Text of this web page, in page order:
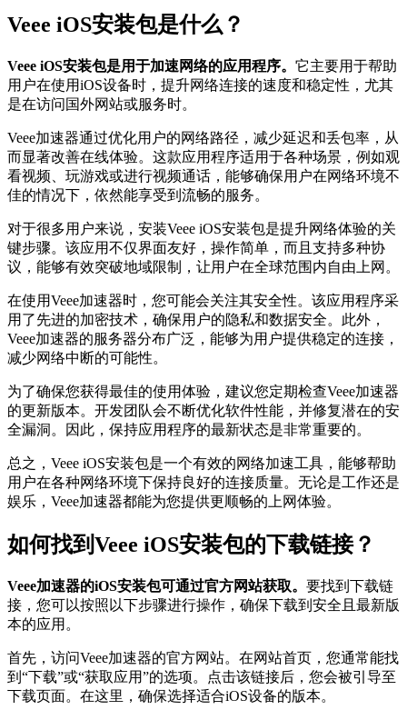
Veee iOS安装包是什么？
Veee iOS安装包是用于加速网络的应用程序。 它主要用于帮助
用户在使用iOS设备时，提升网络连接的速度和稳定性，尤其
是在访问国外网站或服务时。
Veee加速器通过优化用户的网络路径，减少延迟和丢包率，从
而显著改善在线体验。这款应用程序适用于各种场景，例如观
看视频、玩游戏或进行视频通话，能够确保用户在网络环境不
佳的情况下，依然能享受到流畅的服务。
对于很多用户来说，安装Veee iOS安装包是提升网络体验的关
键步骤。该应用不仅界面友好，操作简单，而且支持多种协
议，能够有效突破地域限制，让用户在全球范围内自由上网。
在使用Veee加速器时，您可能会关注其安全性。该应用程序采
用了先进的加密技术，确保用户的隐私和数据安全。此外，
Veee加速器的服务器分布广泛，能够为用户提供稳定的连接，
减少网络中断的可能性。
为了确保您获得最佳的使用体验，建议您定期检查Veee加速器
的更新版本。开发团队会不断优化软件性能，并修复潜在的安
全漏洞。因此，保持应用程序的最新状态是非常重要的。
总之，Veee iOS安装包是一个有效的网络加速工具，能够帮助
用户在各种网络环境下保持良好的连接质量。无论是工作还是
娱乐，Veee加速器都能为您提供更顺畅的上网体验。
如何找到Veee iOS安装包的下载链接？
Veee加速器的iOS安装包可通过官方网站获取。 要找到下载链
接，您可以按照以下步骤进行操作，确保下载到安全且最新版
本的应用。
首先，访问Veee加速器的官方网站。在网站首页，您通常能找
到“下载”或“获取应用”的选项。点击该链接后，您会被引导至
下载页面。在这里，确保选择适合iOS设备的版本。